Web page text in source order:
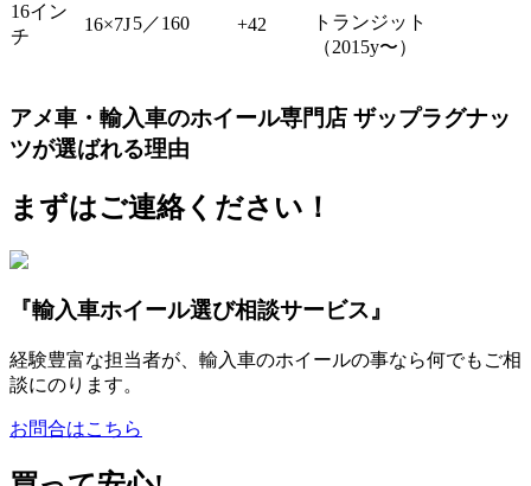
16イン
チ
16×7J5／160 +42
トランジット
（2015y〜）
アメ車・輸入車のホイール専門店 ザップラグナッ
ツが選ばれる理由
まずはご連絡ください！
『輸入車ホイール選び相談サービス』
経験豊富な担当者が、輸入車のホイールの事なら何でもご相
談にのります。
お問合はこちら